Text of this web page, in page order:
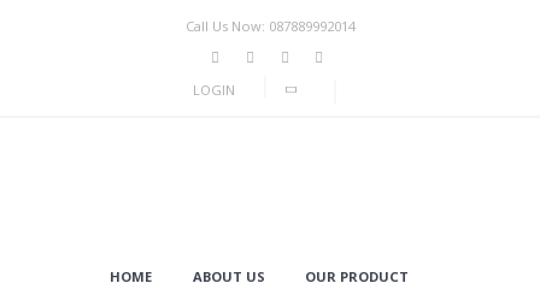
Call Us Now: 087889992014
LOGIN
HOME ABOUT US OUR PRODUCT